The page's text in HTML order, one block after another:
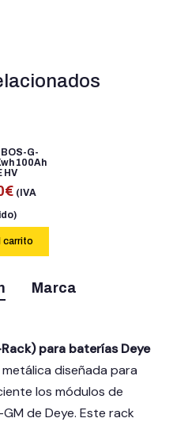
G-
100Ah
HV
€ (IVA
carrito
Marca
para baterías Deye
diseñada para
los módulos de
de Deye. Este rack